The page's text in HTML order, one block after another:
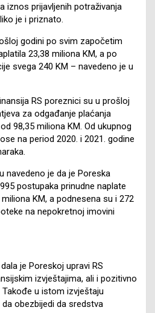
iznos prijavljenih potraživanja
je i priznato.
godini po svim započetim
23,38 miliona KM, a po
svega 240 KM – navedeno je u
RS poreznici su u prošloj
za odgađanje plaćanja
98,35 miliona KM. Od ukupnog
na period 2020. i 2021. godine
navedeno je da je Poreska
postupaka prinudne naplate
KM, a podnesena su i 272
na nepokretnoj imovini
je Poreskoj upravi RS
izvještajima, ali i pozitivno
u istom izvještaju
obezbijedi da sredstva